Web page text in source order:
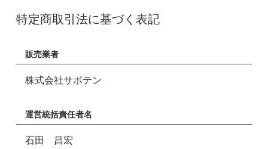
特定商取引法に基づく表記
販売業者
株式会社サボテン
運営統括責任者名
石田 昌宏